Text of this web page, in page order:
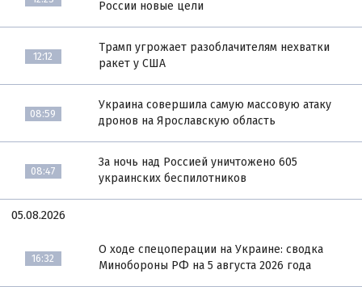
России новые цели
12:12
Трамп угрожает разоблачителям нехватки
ракет у США
08:59
Украина совершила самую массовую атаку
дронов на Ярославскую область
08:47
За ночь над Россией уничтожено 605
украинских беспилотников
05.08.2026
16:32
О ходе спецоперации на Украине: сводка
Минобороны РФ на 5 августа 2026 года